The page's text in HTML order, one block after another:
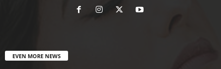
EVEN MORE NEWS